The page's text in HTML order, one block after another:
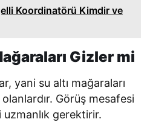
Koordinatörü Kimdir ve
Gizler mi
yani su altı mağaraları
Görüş mesafesi
uzmanlık gerektirir.